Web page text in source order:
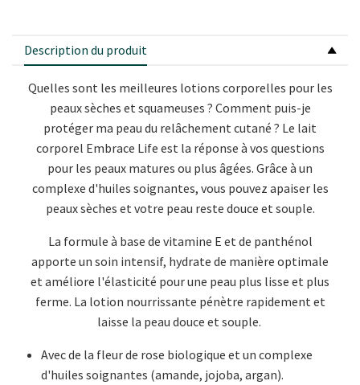
Description du produit
Quelles sont les meilleures lotions corporelles pour les
peaux sèches et squameuses ? Comment puis-je
protéger ma peau du relâchement cutané ? Le lait
corporel Embrace Life est la réponse à vos questions
pour les peaux matures ou plus âgées. Grâce à un
complexe d'huiles soignantes, vous pouvez apaiser les
peaux sèches et votre peau reste douce et souple.
La formule à base de vitamine E et de panthénol
apporte un soin intensif, hydrate de manière optimale
et améliore l'élasticité pour une peau plus lisse et plus
ferme. La lotion nourrissante pénètre rapidement et
laisse la peau douce et souple.
Avec de la fleur de rose biologique et un complexe
d'huiles soignantes (amande, jojoba, argan).